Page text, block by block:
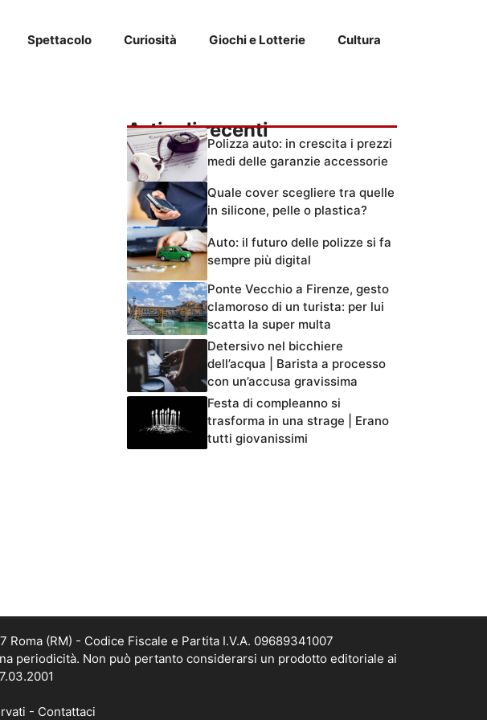
Spettacolo Curiosità Giochi e Lotterie Cultura
Articoli recenti
Polizza auto: in crescita i prezzi
medi delle garanzie accessorie
Quale cover scegliere tra quelle
in silicone, pelle o plastica?
Auto: il futuro delle polizze si fa
sempre più digital
Ponte Vecchio a Firenze, gesto
clamoroso di un turista: per lui
scatta la super multa
Detersivo nel bicchiere
dell’acqua | Barista a processo
con un’accusa gravissima
Festa di compleanno si
trasforma in una strage | Erano
tutti giovanissimi
Roma (RM) - Codice Fiscale e Partita I.V.A. 09689341007
periodicità. Non può pertanto considerarsi un prodotto editoriale ai
- Contattaci